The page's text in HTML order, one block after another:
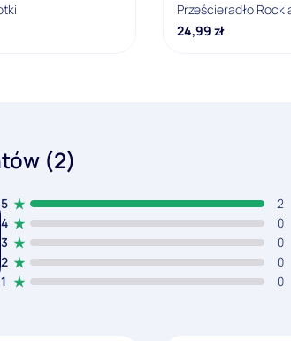
Prześcieradło Rock
24,99 zł
(2)
1 0
2 0
3 0
4 0
5 2